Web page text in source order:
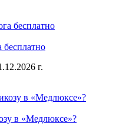
бесплатно
г.
в «Медлюксе»?